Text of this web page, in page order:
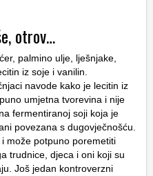
otrov…
palmino ulje, lješnjake,
iz soje i vanilin.
navode kako je lecitin iz
umjetna tvorevina i nije
fermentiranoj soji koja je
povezana s dugovječnošću.
može potpuno poremetiti
trudnice, djeca i oni koji su
Još jedan kontroverzni